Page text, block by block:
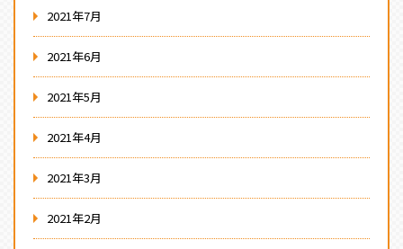
2021年7月
2021年6月
2021年5月
2021年4月
2021年3月
2021年2月